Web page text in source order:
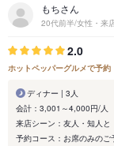
もちさん
20代前半/女性・来
2.0
ホットペッパーグルメで予約
ディナー | 3人
会計：3,001～4,000円/人
来店シーン：友人・知人と
予約コース：お席のみのご